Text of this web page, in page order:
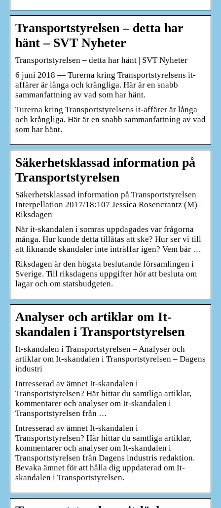
Transportstyrelsen – detta har
hänt – SVT Nyheter
Transportstyrelsen – detta har hänt | SVT Nyheter
6 juni 2018 — Turerna kring Transportstyrelsens it-
affärer är långa och krångliga. Här är en snabb
sammanfattning av vad som har hänt.
Turerna kring Transportstyrelsens it-affärer är långa
och krångliga. Här är en snabb sammanfattning av vad
som har hänt.
Säkerhetsklassad information på
Transportstyrelsen
Säkerhetsklassad information på Transportstyrelsen
Interpellation 2017/18:107 Jessica Rosencrantz (M) –
Riksdagen
När it-skandalen i somras uppdagades var frågorna
många. Hur kunde detta tillåtas att ske? Hur ser vi till
att liknande skandaler inte inträffar igen? Vem bär …
Riksdagen är den högsta beslutande församlingen i
Sverige. Till riksdagens uppgifter hör att besluta om
lagar och om statsbudgeten.
Analyser och artiklar om It-
skandalen i Transportstyrelsen
It-skandalen i Transportstyrelsen – Analyser och
artiklar om It-skandalen i Transportstyrelsen – Dagens
industri
Intresserad av ämnet It-skandalen i
Transportstyrelsen? Här hittar du samtliga artiklar,
kommentarer och analyser om It-skandalen i
Transportstyrelsen från …
Intresserad av ämnet It-skandalen i
Transportstyrelsen? Här hittar du samtliga artiklar,
kommentarer och analyser om It-skandalen i
Transportstyrelsen från Dagens industris redaktion.
Bevaka ämnet för att hålla dig uppdaterad om It-
skandalen i Transportstyrelsen.